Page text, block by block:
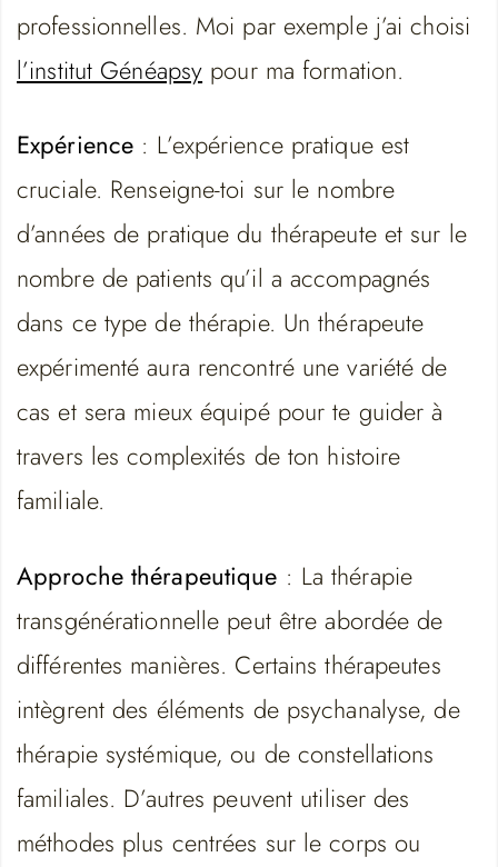
professionnelles. Moi par exemple j’ai choisi
l’institut Généapsy pour ma formation.
Expérience : L’expérience pratique est
cruciale. Renseigne-toi sur le nombre
d’années de pratique du thérapeute et sur le
nombre de patients qu’il a accompagnés
dans ce type de thérapie. Un thérapeute
expérimenté aura rencontré une variété de
cas et sera mieux équipé pour te guider à
travers les complexités de ton histoire
familiale.
Approche thérapeutique : La thérapie
transgénérationnelle peut être abordée de
différentes manières. Certains thérapeutes
intègrent des éléments de psychanalyse, de
thérapie systémique, ou de constellations
familiales. D’autres peuvent utiliser des
méthodes plus centrées sur le corps ou